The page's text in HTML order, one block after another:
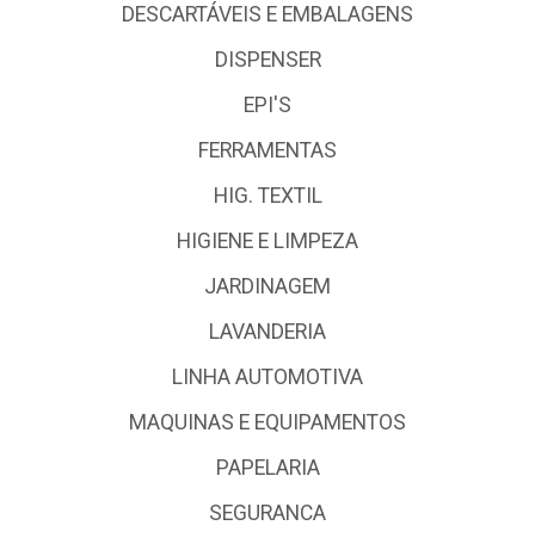
DESCARTÁVEIS E EMBALAGENS
DISPENSER
EPI'S
FERRAMENTAS
HIG. TEXTIL
HIGIENE E LIMPEZA
JARDINAGEM
LAVANDERIA
LINHA AUTOMOTIVA
MAQUINAS E EQUIPAMENTOS
PAPELARIA
SEGURANCA